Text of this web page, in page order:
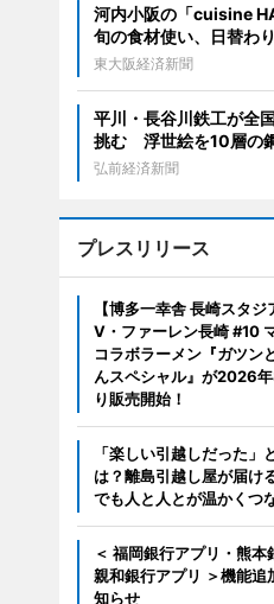
河内小阪の「cuisine
旬の食材使い、日替わ
東大阪経済新聞
平川・長谷川鉄工が全
挑む 浮世絵を10層の
弘前経済新聞
プレスリリース
【博多一幸舎 長崎スタジ
V・ファーレン長崎 #10
コラボラーメン『ガツン
んスペシャル』が2026
り販売開始！
「楽しい引越しだった」
は？離島引越し屋が届け
でも人と人とが温かくつ
＜ 福岡銀行アプリ・熊本
親和銀行アプリ ＞機能追
知らせ